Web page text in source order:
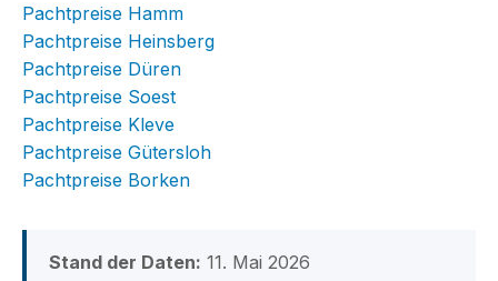
Pachtpreise Hamm
Pachtpreise Heinsberg
Pachtpreise Düren
Pachtpreise Soest
Pachtpreise Kleve
Pachtpreise Gütersloh
Pachtpreise Borken
Stand der Daten: 11. Mai 2026